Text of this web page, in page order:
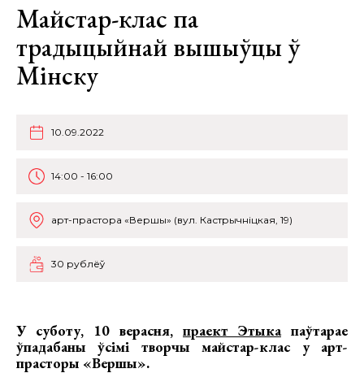
Майстар-клас па
традыцыйнай вышыўцы ў
Мінску
10.09.2022
14:00 - 16:00
арт-прастора «Вершы» (вул. Кастрычніцкая, 19)
30 рублёў
У суботу, 10 верасня, праект Этыкапаўтарае
ўпадабаны ўсімі творчы майстар-клас у арт-
прасторы «Вершы».